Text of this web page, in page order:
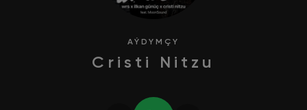
AÝDYMÇY
Cristi Nitzu